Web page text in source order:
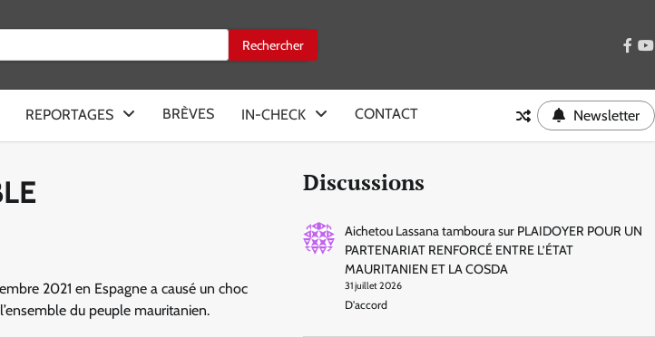
REPORTAGES BRÈVES IN-CHECK CONTACT Newsletter
2021 en Espagne a causé un choc
du peuple mauritanien.
Discussions
Aichetou Lassana tambourasur PLAIDOYER POUR UN
PARTENARIAT RENFORCÉ ENTRE L’ÉTAT
MAURITANIEN ET LA COSDA
31 juillet 2026
D'accord